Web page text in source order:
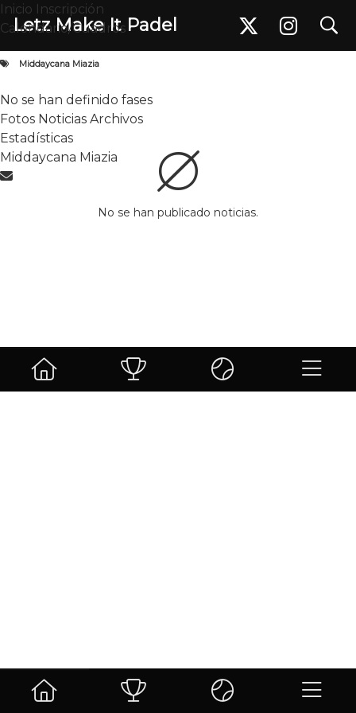
Letz Make It Padel search
Letz Make It Padel search
InicioInscripciónCalendario / Cuadros
Middaycana Miazia
Fotos Noticias Archivos Estadísticas
Middaycana Miazia
Inicio Inscripción
Calendario/Cuadros
Middaycana Miazia
No se han definido fases
Fotos Noticias Archivos
Estadísticas
Middaycana Miazia
Noticias
Noticias
No se han publicado noticias.
Sin resultados.